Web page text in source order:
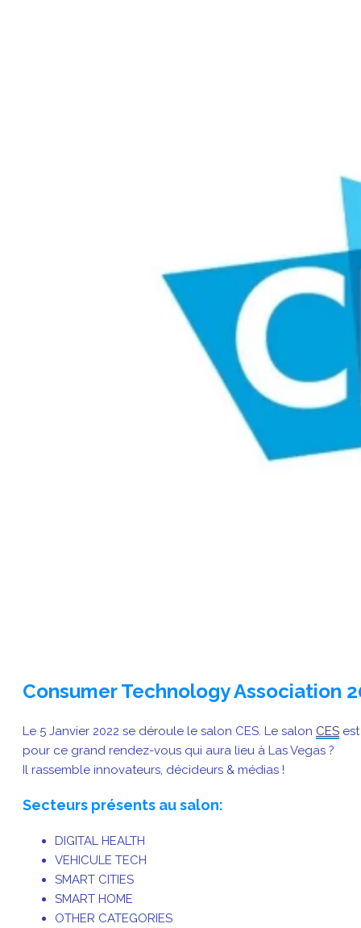
Consumer Technology Association
Le 5 Janvier 2022 se déroule le salon CES. Le salon CES
pour ce grand rendez-vous qui aura lieu à Las Vegas ?
Il rassemble innovateurs, décideurs & médias !
Secteurs présents au salon:
DIGITAL HEALTH
VEHICULE TECH
SMART CITIES
SMART HOME
OTHER CATEGORIES